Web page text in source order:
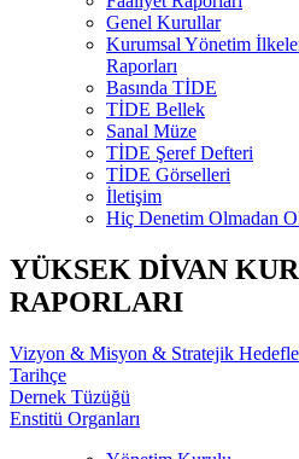
Genel Kurullar
Kurumsal Yönetim
Raporları
Basında TİDE
TİDE Bellek
Sanal Müze
TİDE Şeref Defteri
TİDE Görselleri
İletişim
Hiç Denetim Olmadan
YÜKSEK DİVAN
RAPORLARI
Vizyon & Misyon & Stratejik
Tarihçe
Dernek Tüzüğü
Enstitü Organları